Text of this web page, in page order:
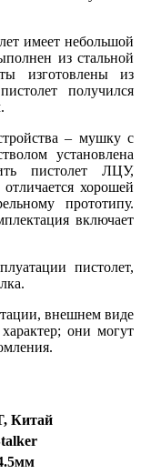
имеет небольшой
из стальной
изготовлены из
получился
– мушку с
установлена
пистолет ЛЦУ,
хорошей
прототипу.
включает
пистолет,
внешнем виде
они могут
Китай